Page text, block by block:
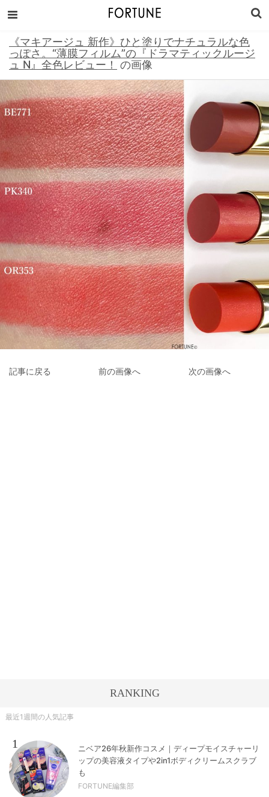
《マキアージュ 新作》ひと塗りでナチュラルな色
っぽさ。“薄膜フィルム”の『ドラマティックルージ
ュ N』全色レビュー！
の画像
記事に戻る 前の画像へ 次の画像へ
RANKING
最近1週間の人気記事
1
ニベア26年秋新作コスメ｜ディープモイスチャーリ
ップの美容液タイプや2in1ボディクリームスクラブ
も
FORTUNE編集部